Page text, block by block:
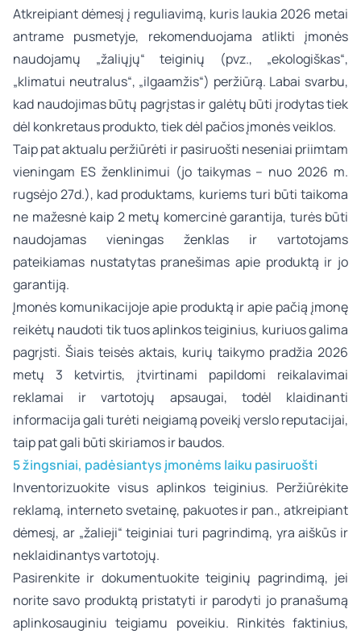
Atkreipiant dėmesį į reguliavimą, kuris laukia 2026 metai
antrame pusmetyje, rekomenduojama atlikti įmonės
naudojamų „žaliųjų“ teiginių (pvz., „ekologiškas“,
„klimatui neutralus“, „ilgaamžis“) peržiūrą. Labai svarbu,
kad naudojimas būtų pagrįstas ir galėtų būti įrodytas tiek
dėl konkretaus produkto, tiek dėl pačios įmonės veiklos.
Taip pat aktualu peržiūrėti ir pasiruošti neseniai priimtam
vieningam ES ženklinimui (jo taikymas – nuo 2026 m.
rugsėjo 27d.), kad produktams, kuriems turi būti taikoma
ne mažesnė kaip 2 metų komercinė garantija, turės būti
naudojamas vieningas ženklas ir vartotojams
pateikiamas nustatytas pranešimas apie produktą ir jo
garantiją.
Įmonės komunikacijoje apie produktą ir apie pačią įmonę
reikėtų naudoti tik tuos aplinkos teiginius, kuriuos galima
pagrįsti. Šiais teisės aktais, kurių taikymo pradžia 2026
metų 3 ketvirtis, įtvirtinami papildomi reikalavimai
reklamai ir vartotojų apsaugai, todėl klaidinanti
informacija gali turėti neigiamą poveikį verslo reputacijai,
taip pat gali būti skiriamos ir baudos.
5 žingsniai, padėsiantys įmonėms laiku pasiruošti
Inventorizuokite visus aplinkos teiginius. Peržiūrėkite
reklamą, interneto svetainę, pakuotes ir pan., atkreipiant
dėmesį, ar „žalieji“ teiginiai turi pagrindimą, yra aiškūs ir
neklaidinantys vartotojų.
Pasirenkite ir dokumentuokite teiginių pagrindimą, jei
norite savo produktą pristatyti ir parodyti jo pranašumą
aplinkosauginiu teigiamu poveikiu. Rinkitės faktinius,